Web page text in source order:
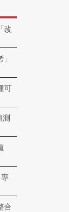
改
可
測
合